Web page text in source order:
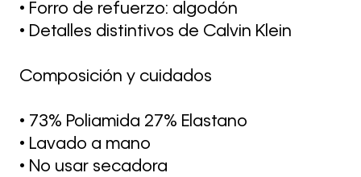
• Forro de refuerzo: algodón
• Detalles distintivos de Calvin Klein
Composición y cuidados
• 73% Poliamida 27% Elastano
• Lavado a mano
• No usar secadora